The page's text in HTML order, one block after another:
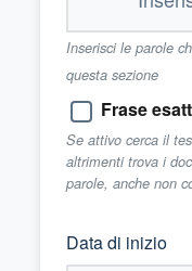
Inserisci le parole
questa sezione
Frase
Se attivo cerca il
altrimenti trova i
parole, anche non
Data di inizio